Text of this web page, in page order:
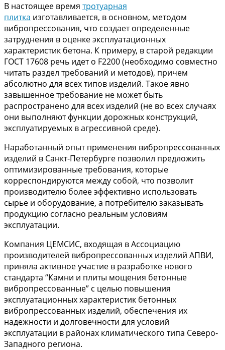
В настоящее время тротуарная
плитка изготавливается, в основном, методом
вибропрессования, что создает определенные
затруднения в оценке эксплуатационных
характеристик бетона. К примеру, в старой редакции
ГОСТ 17608 речь идет о F2200 (необходимо совместно
читать раздел требований и методов), причем
абсолютно для всех типов изделий. Такое явно
завышенное требование не может быть
распространено для всех изделий (не во всех случаях
они выполняют функции дорожных конструкций,
эксплуатируемых в агрессивной среде).
Наработанный опыт применения вибропрессованных
изделий в Санкт-Петербурге позволил предложить
оптимизированные требования, которые
корреспондируются между собой, что позволит
производителю более эффективно использовать
сырье и оборудование, а потребителю заказывать
продукцию согласно реальным условиям
эксплуатации.
Компания ЦЕМСИС, входящая в Ассоциацию
производителей вибропрессованных изделий АПВИ,
приняла активное участие в разработке нового
стандарта “Камни и плиты мощения бетонные
вибропрессованные” с целью повышения
эксплуатационных характеристик бетонных
вибропрессованных изделий, обеспечения их
надежности и долговечности для условий
эксплуатации в районах климатического типа Северо-
Западного региона.